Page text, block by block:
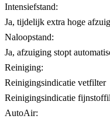
Intensiefstand:
Ja, tijdelijk extra hoge
Naloopstand:
Ja, afzuiging stopt
Reiniging:
Reinigingsindicatie vetfilter
Reinigingsindicatie
AutoAir: